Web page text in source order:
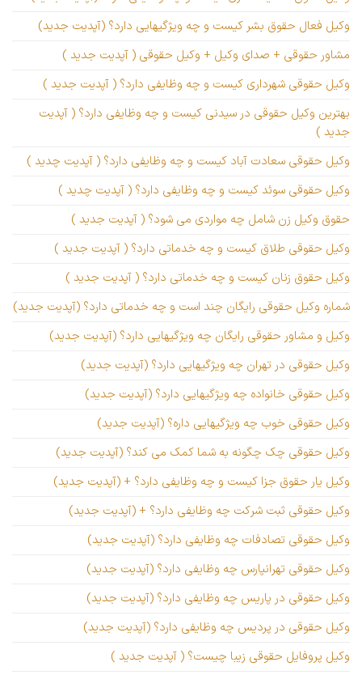
وکیل فعال حقوق بشر کیست و چه ویژگیهایی دارد؟ (آپدیت جدید)
مشاور حقوقی + صدای وکیل + وکیل حقوقی ( آپدیت جدید )
وکیل حقوقی شهرداری کیست و چه وظایفی دارد؟ ( آپدیت جدید )
بهترین وکیل حقوقی در سیدنی کیست و چه وظایفی دارد؟ ( آپدیت
جدید )
وکیل حقوقی سعادت آباد کیست و چه وظایفی دارد؟ ( آپدیت چدید )
وکیل حقوقی سوئد کیست و چه وظایفی دارد؟ ( آپدیت چدید )
حقوق وکیل زن شامل چه مواردی می شود؟ ( آپدیت جدید )
وکیل حقوقی طلاق کیست و چه خدماتی دارد؟ ( آپدیت جدید )
وکیل حقوق زنان کیست و چه خدماتی دارد؟ ( آپدیت جدید )
شماره وکیل حقوقی رایگان چند است و چه خدماتی دارد؟ (آپدیت جدید)
وکیل و مشاور حقوقی رایگان چه ویژگیهایی دارد؟ (آپدیت جدید)
وکیل حقوقی در تهران چه ویژگیهایی دارد؟ (آپدیت جدید)
وکیل حقوقی خانواده چه ویژگیهایی دارد؟ (آپدیت جدید)
وکیل حقوقی خوب چه ویژگیهایی داره؟ (آپدیت جدید)
وکیل حقوقی چک چگونه به شما کمک می کند؟ (آپدیت جدید)
وکیل یار حقوق جزا کیست و چه وظایفی دارد؟ + (آپدیت جدید)
وکیل حقوقی ثبت شرکت چه وظایفی دارد؟ + (آپدیت جدید)
وکیل حقوقی تصادفات چه وظایفی دارد؟ (آپدیت جدید)
وکیل حقوقی تهرانپارس چه وظایفی دارد؟ (آپدیت جدید)
وکیل حقوقی در پاریس چه وظایفی دارد؟ (آپدیت جدید)
وکیل حقوقی در پردیس چه وظایفی دارد؟ (آپدیت جدید)
وکیل پروفایل حقوقی زیبا چیست؟ ( آپدیت جدید )